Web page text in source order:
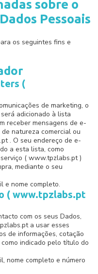
sobre o
Pessoais
os seguintes fins e
(
de marketing, o
adicionado à lista
receber mensagens de e-
natureza comercial ou
. O seu endereço de e-
a esta lista, como
( www.tpzlabs.pt )
mediante o seu
e nome completo.
( www.tpzlabs.pt
com os seus Dados,
a usar esses
de informações, cotação
indicado pelo título do
nome completo e número